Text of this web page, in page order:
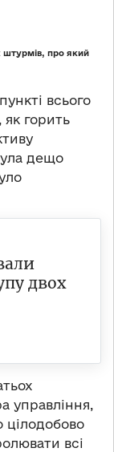
штурмів, про який
всього
як горить
дещо
двох
управління,
всі